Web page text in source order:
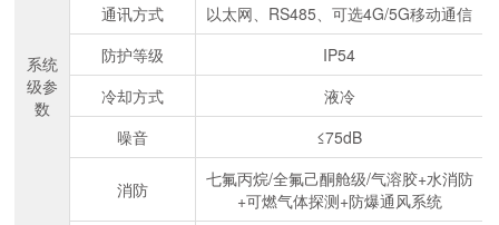
系统
级参
数
通讯方式
以太网、RS485、可选4G/5G移动通信
防护等级
IP54
冷却方式
液冷
噪音
≤75dB
消防
七氟丙烷/全氟己酮舱级/气溶胶+水消防
+可燃气体探测+防爆通风系统